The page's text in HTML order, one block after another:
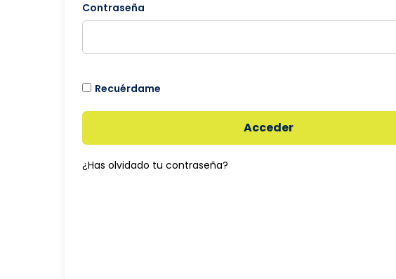
Contraseña
Recuérdame
Acceder
¿Has olvidado tu contraseña?